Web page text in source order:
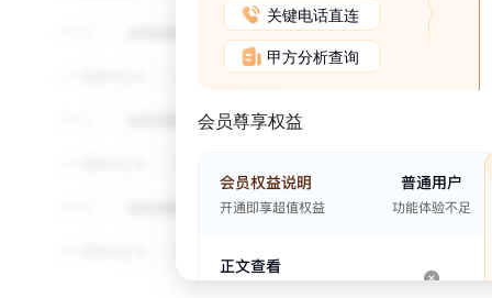
关键电话直连
甲方分析查询
会员尊享权益